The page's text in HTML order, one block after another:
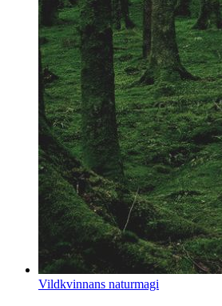
Vildkvinnans naturmagi